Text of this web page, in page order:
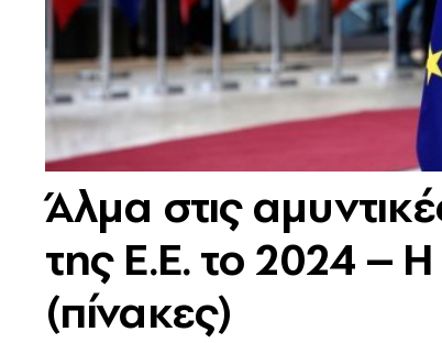
Άλμα στις
της Ε.Ε. το 2024 –
(πίνακες)